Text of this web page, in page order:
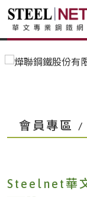
會員專區 /
Steelnet華